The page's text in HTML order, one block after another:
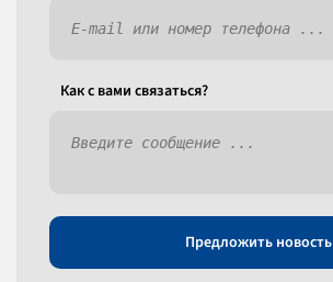
Как c вами связаться?
Предложить новость